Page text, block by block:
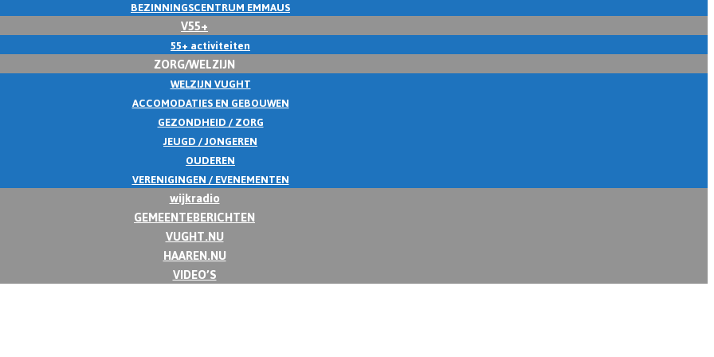
BEZINNINGSCENTRUM EMMAUS
V55+
55+ activiteiten
ZORG/WELZIJN
WELZIJN VUGHT
ACCOMODATIES EN GEBOUWEN
GEZONDHEID / ZORG
JEUGD / JONGEREN
OUDEREN
VERENIGINGEN / EVENEMENTEN
wijkradio
GEMEENTEBERICHTEN
VUGHT.NU
HAAREN.NU
VIDEO’S